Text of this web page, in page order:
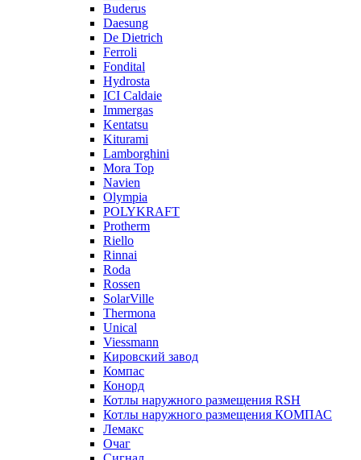
Buderus
Daesung
De Dietrich
Ferroli
Fondital
Hydrosta
ICI Caldaie
Immergas
Kentatsu
Kiturami
Lamborghini
Mora Top
Navien
Olympia
POLYKRAFT
Protherm
Riello
Rinnai
Roda
Rossen
SolarVille
Thermona
Unical
Viessmann
Кировский завод
Компас
Конорд
Котлы наружного размещения RSH
Котлы наружного размещения КОМПАС
Лемакс
Очаг